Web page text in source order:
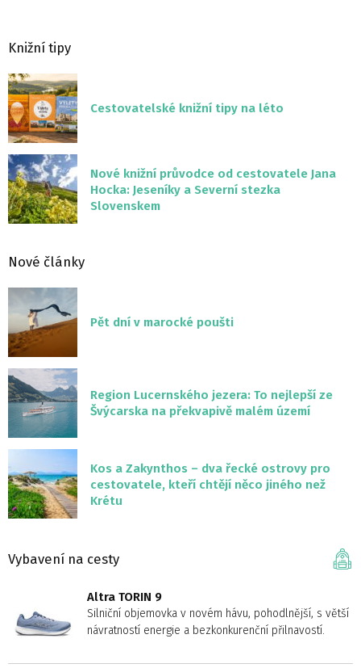
Knižní tipy
Cestovatelské knižní tipy na léto
Nové knižní průvodce od cestovatele Jana
Hocka: Jeseníky a Severní stezka
Slovenskem
Nové články
Pět dní v marocké poušti
Region Lucernského jezera: To nejlepší ze
Švýcarska na překvapivě malém území
Kos a Zakynthos – dva řecké ostrovy pro
cestovatele, kteří chtějí něco jiného než
Krétu
Vybavení na cesty
Altra TORIN 9
Silniční objemovka v novém hávu, pohodlnější, s větší
návratností energie a bezkonkurenční přilnavostí.